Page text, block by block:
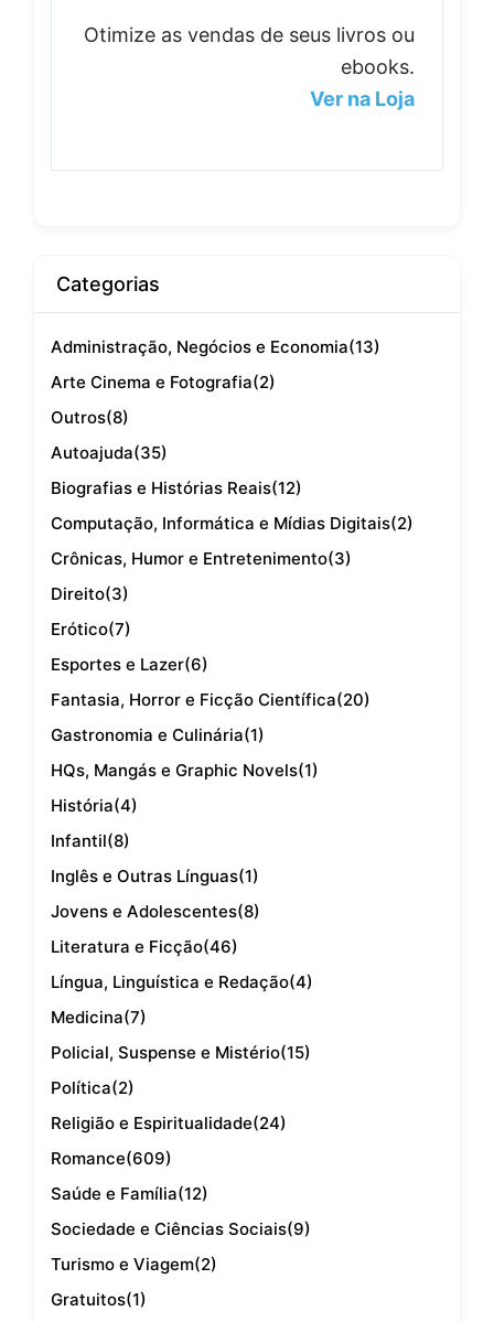
Otimize as vendas de seus livros ou
ebooks.
Ver na Loja
Categorias
Administração, Negócios e Economia(13)
Arte Cinema e Fotografia(2)
Outros(8)
Autoajuda(35)
Biografias e Histórias Reais(12)
Computação, Informática e Mídias Digitais(2)
Crônicas, Humor e Entretenimento(3)
Direito(3)
Erótico(7)
Esportes e Lazer(6)
Fantasia, Horror e Ficção Científica(20)
Gastronomia e Culinária(1)
HQs, Mangás e Graphic Novels(1)
História(4)
Infantil(8)
Inglês e Outras Línguas(1)
Jovens e Adolescentes(8)
Literatura e Ficção(46)
Língua, Linguística e Redação(4)
Medicina(7)
Policial, Suspense e Mistério(15)
Política(2)
Religião e Espiritualidade(24)
Romance(609)
Saúde e Família(12)
Sociedade e Ciências Sociais(9)
Turismo e Viagem(2)
Gratuitos(1)